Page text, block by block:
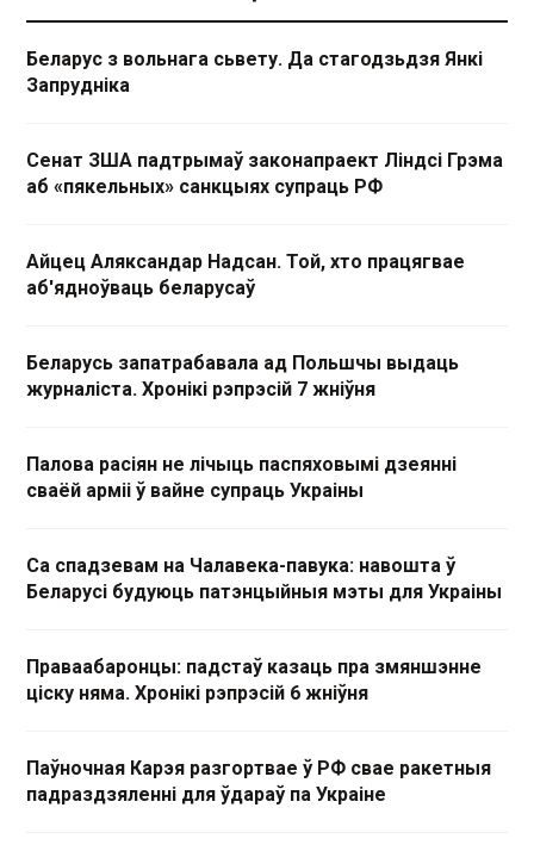
Беларус з вольнага сьвету. Да стагодзьдзя Янкі
Запрудніка
Сенат ЗША падтрымаў законапраект Ліндсі Грэма
аб «пякельных» санкцыях супраць РФ
Айцец Аляксандар Надсан. Той, хто працягвае
аб'ядноўваць беларусаў
Беларусь запатрабавала ад Польшчы выдаць
журналіста. Хронікі рэпрэсій 7 жніўня
Палова расіян не лічыць паспяховымі дзеянні
сваёй арміі ў вайне супраць Украіны
Са спадзевам на Чалавека-павука: навошта ў
Беларусі будуюць патэнцыйныя мэты для Украіны
Праваабаронцы: падстаў казаць пра змяншэнне
ціску няма. Хронікі рэпрэсій 6 жніўня
Паўночная Карэя разгортвае ў РФ свае ракетныя
падраздзяленні для ўдараў па Украіне